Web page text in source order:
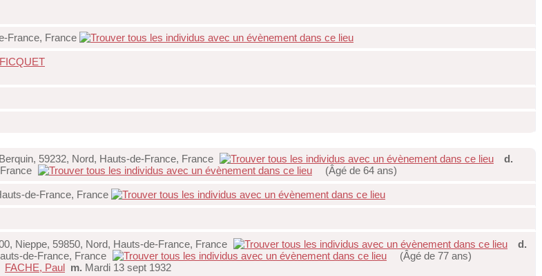
France, France
59232, Nord, Hauts-de-France, France
d.
(Âgé de 64 ans)
de-France, France
Nieppe, 59850, Nord, Hauts-de-France, France
d.
de-France, France
(Âgé de 77 ans)
FACHE, Paul m. Mardi 13 sept 1932